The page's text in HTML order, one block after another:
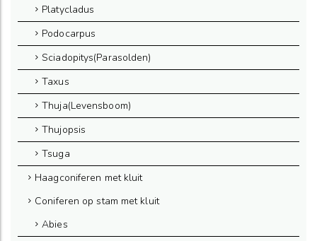
Platycladus
Podocarpus
Sciadopitys(Parasolden)
Taxus
Thuja(Levensboom)
Thujopsis
Tsuga
Haagconiferen met kluit
Coniferen op stam met kluit
Abies